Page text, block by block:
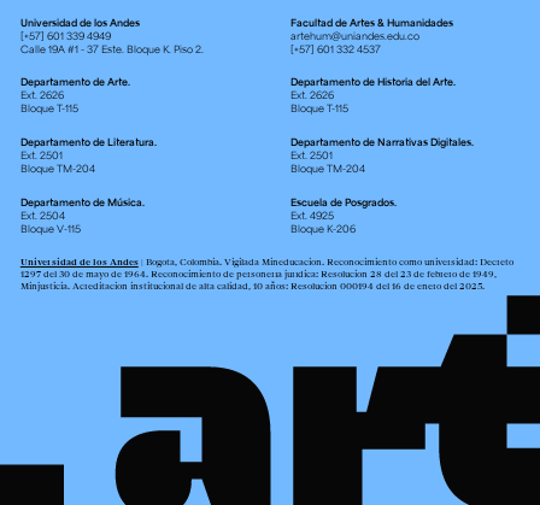
Universidad de los Andes
[+57] 601 339 4949
Calle 19A #1 - 37 Este. Bloque K. Piso 2.
Facultad de Artes & Humanidades
artehum@uniandes.edu.co
[+57] 601 332 4537
Departamento de Arte.
Ext. 2626
Bloque T-115
Departamento de Historia del Arte.
Ext. 2626
Bloque T-115
Departamento de Literatura.
Ext. 2501
Bloque TM-204
Departamento de Narrativas Digitales.
Ext. 2501
Bloque TM-204
Departamento de Música.
Ext. 2504
Bloque V-115
Escuela de Posgrados.
Ext. 4925
Bloque K-206
Universidad de los Andes| Bogotá, Colombia. Vigilada Mineducación. Reconocimiento como universidad: Decreto
1297 del 30 de mayo de 1964. Reconocimiento de personería jurídica: Resolución 28 del 23 de febrero de 1949,
Minjusticia. Acreditación institucional de alta calidad, 10 años: Resolución 000194 del 16 de enero del 2025.